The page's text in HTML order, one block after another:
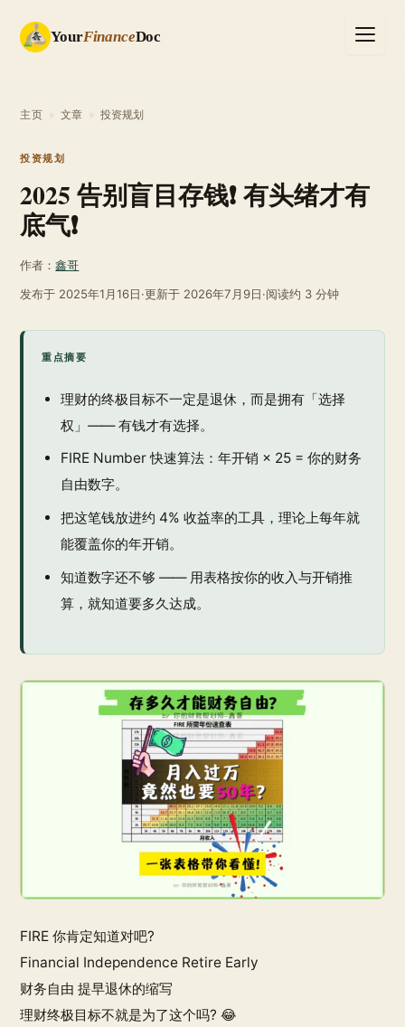
YourFinanceDoc
主页 » 文章 » 投资规划
投资规划
2025 告别盲目存钱❗ 有头绪才有
底气❗
作者：鑫哥
发布于 2025年1月16日·更新于 2026年7月9日·阅读约 3 分钟
重点摘要
理财的终极目标不一定是退休，而是拥有「选择
权」—— 有钱才有选择。
FIRE Number 快速算法：年开销 × 25 = 你的财务
自由数字。
把这笔钱放进约 4% 收益率的工具，理论上每年就
能覆盖你的年开销。
知道数字还不够 —— 用表格按你的收入与开销推
算，就知道要多久达成。
FIRE 你肯定知道对吧?
Financial Independence Retire Early
财务自由 提早退休的缩写
理财终极目标不就是为了这个吗? 😂